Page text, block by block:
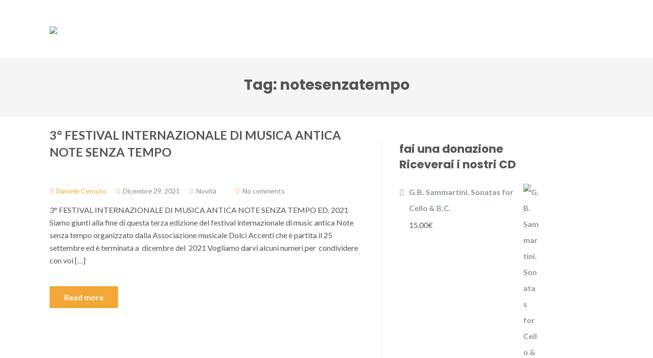
Tag: notesenzatempo
3° FESTIVAL INTERNAZIONALE DI MUSICA ANTICA
NOTE SENZA TEMPO
Daniele Cernuto Dicembre 29, 2021 Novità No comments
3° FESTIVAL INTERNAZIONALE DI MUSICA ANTICA NOTE SENZA TEMPO ED. 2021
Siamo giunti alla fine di questa terza edizione del festival internazionale di music antica Note
senza tempo organizzato dalla Associazione musicale Dolci Accenti che è partita il 25
settembre ed è terminata a dicembre del 2021 Vogliamo darvi alcuni numeri per condividere
con voi […]
Read more
fai una donazione
Riceverai i nostri CD
G.B. Sammartini. Sonatas for
Cello & B.C.
15,00€